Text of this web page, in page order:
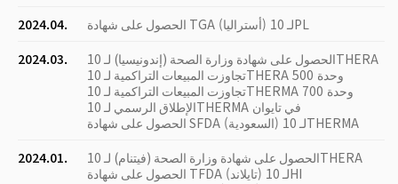
2024.04.
الحصول على شهادة TGA (أستراليا) لـ 10PL
2024.03.
الحصول على شهادة وزارة الصحة (إندونيسيا) لـ 10THERA
تجاوزت المبيعات التراكمية لـ 10THERA 500 وحدة
تجاوزت المبيعات التراكمية لـ 10THERMA 700 وحدة
الإطلاق الرسمي لـ 10THERMA في تايوان
الحصول على شهادة SFDA (السعودية) لـ 10THERMA
2024.01.
الحصول على شهادة وزارة الصحة (فيتنام) لـ 10THERA
الحصول على شهادة TFDA (تايلاند) لـ 10HI